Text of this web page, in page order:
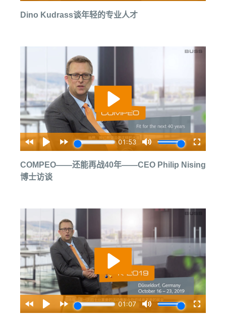
Dino Kudrass谈年轻的专业人才
COMPEO——还能再战40年——CEO Philip Nising
博士访谈